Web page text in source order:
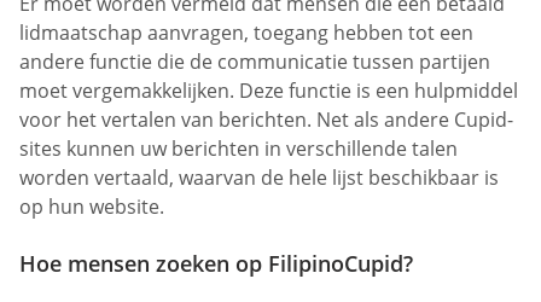
lidmaatschap aanvragen, toegang hebben tot een
andere functie die de communicatie tussen partijen
moet vergemakkelijken. Deze functie is een hulpmiddel
voor het vertalen van berichten. Net als andere Cupid-
sites kunnen uw berichten in verschillende talen
worden vertaald, waarvan de hele lijst beschikbaar is
op hun website.
Hoe mensen zoeken op FilipinoCupid?